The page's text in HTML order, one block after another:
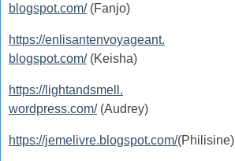
blogspot.com/(Fanjo)
https://enlisantenvoyageant.
blogspot.com/(Keisha)
https://lightandsmell.
wordpress.com/(Audrey)
https://jemelivre.blogspot.com/(Philisine)